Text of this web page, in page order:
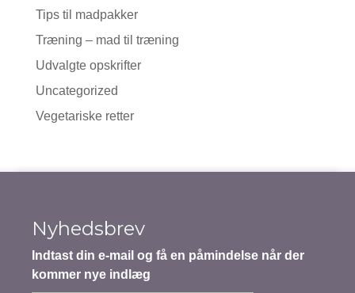
Tips til madpakker
Træning – mad til træning
Udvalgte opskrifter
Uncategorized
Vegetariske retter
Nyhedsbrev
Indtast din e-mail og få en påmindelse når der
kommer nye indlæg